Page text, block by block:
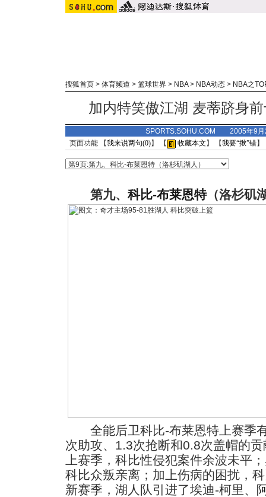
搜狐首页 > 体育频道 > 篮球世界 > NBA> NBA动态 > NBA之
加内特笑傲江湖 麦蒂跻身
SPORTS.SOHU.COM 2005年9
页面功能 【我来说两句(0)】 【 收藏本文 】 【我要“揪”错】
第九、 科比-布莱恩特（洛杉矶
全能后卫科比-布莱恩特上赛季
次助攻、1.3次抢断和0.8次盖帽的
上赛季，科比性侵犯案件余波未平
科比众叛亲离；加上伤病的困扰，
新赛季，湖人队引进了埃迪-柯里、